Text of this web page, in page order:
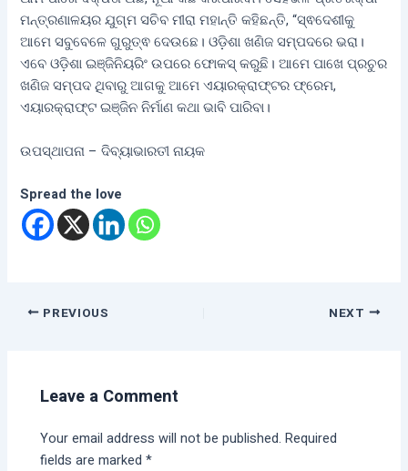
ମନ୍ତ୍ରଣାଳୟର ଯୁଗ୍ମ ସଚିବ ମୀରା ମହାନ୍ତି କହିଛନ୍ତି, “ସ୍ଵଦେଶୀକୁ
ଆମେ ସବୁବେଳେ ଗୁରୁତ୍ଵ ଦେଉଛେ। ଓଡ଼ିଶା ଖଣିଜ ସମ୍ପଦରେ ଭରା।
ଏବେ ଓଡ଼ିଶା ଇଞ୍ଜିନିୟରିଂ ଉପରେ ଫୋକସ୍ କରୁଛି। ଆମେ ପାଖେ ପ୍ରଚୁର
ଖଣିଜ ସମ୍ପଦ ଥିବାରୁ ଆଗକୁ ଆମେ ଏୟାରକ୍ରାଫ୍ଟର ଫ୍ରେମ,
ଏୟାରକ୍ରାଫ୍ଟ ଇଞ୍ଜିନ ନିର୍ମାଣ କଥା ଭାବି ପାରିବା।
ଉପସ୍ଥାପନା – ଦିବ୍ୟାଭାରତୀ ନାୟକ
Spread the love
PREVIOUS NEXT
Leave a Comment
Your email address will not be published. Required
fields are marked*